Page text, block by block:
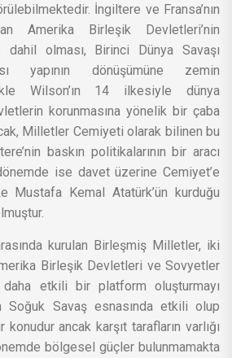
İngiltere ve Fransa’nın
Amerika Birleşik Devletleri’nin
dahil olması, Birinci Dünya Savaşı
yapının dönüşümüne zemin
Wilson’ın 14 ilkesiyle dünya
korunmasına yönelik bir çaba
Milletler Cemiyeti olarak bilinen bu
baskın politikalarının bir aracı
ise davet üzerine Cemiyet’e
Mustafa Kemal Atatürk’ün kurduğu
kurulan Birleşmiş Milletler, iki
Birleşik Devletleri ve Sovyetler
daha etkili bir platform oluşturmayı
Soğuk Savaş esnasında etkili olup
konudur ancak karşıt tarafların varlığı
bölgesel güçler bulunmamakta